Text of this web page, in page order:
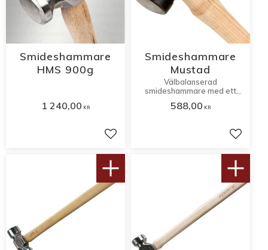
Smideshammare
HMS 900g
1 240,00 KR
Lägg till i favoriter
Smideshammare
Mustad
Välbalanserad
smideshammare med ett
rundad och den andra är
588,00 KR
Lägg